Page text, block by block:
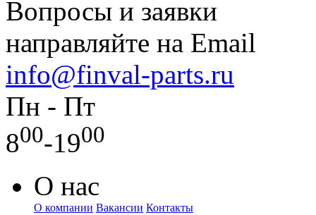
Вопросы и заявки
направляйте на Email
info@finval-parts.ru
Пн - Пт
800-1900
О нас
О компании Вакансии Контакты